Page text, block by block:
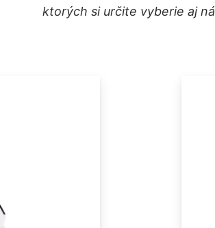
ktorých si určite vyberie aj